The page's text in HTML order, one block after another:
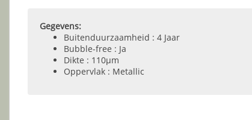
Gegevens:
Buitenduurzaamheid : 4 Jaar
Bubble-free : Ja
Dikte : 110µm
Oppervlak : Metallic